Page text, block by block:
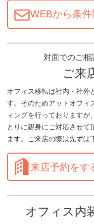
WEBから条
対面でのご相
ご来
オフィス移転は社内・社外
す。そのためアットオフィ
ィングを行っておりますが
とりに親身にご対応させて
ます。ご来店の際は先ずは
来店予約をす
オフィス内